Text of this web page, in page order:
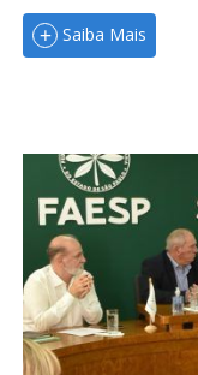
Saiba Mais